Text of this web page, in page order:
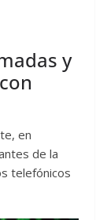
y
en
de la
telefónicos